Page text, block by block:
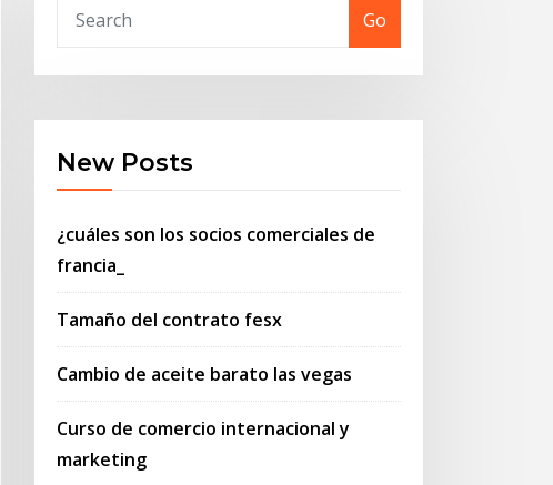
Go
New Posts
¿cuáles son los socios comerciales de
francia_
Tamaño del contrato fesx
Cambio de aceite barato las vegas
Curso de comercio internacional y
marketing